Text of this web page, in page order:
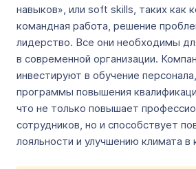
навыков», или soft skills, таких как
командная работа, решение
лидерство. Все они необходимы
в современной организации.
инвестируют в обучение
программы повышения
что не только повышает
сотрудников, но и способствует
лояльности и улучшению климата в